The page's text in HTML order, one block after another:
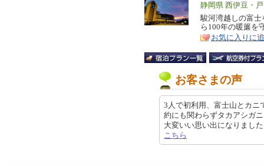
エ
リ
ア
静岡県 西伊豆・
特
徴
駿河湾越しの富
ら100年の暖簾を
お気に入りに
お客さまの声
3人で初利用、富士山とカニ
約にも関わらずタカアシガ
大変いい思い出になりまし
こちら